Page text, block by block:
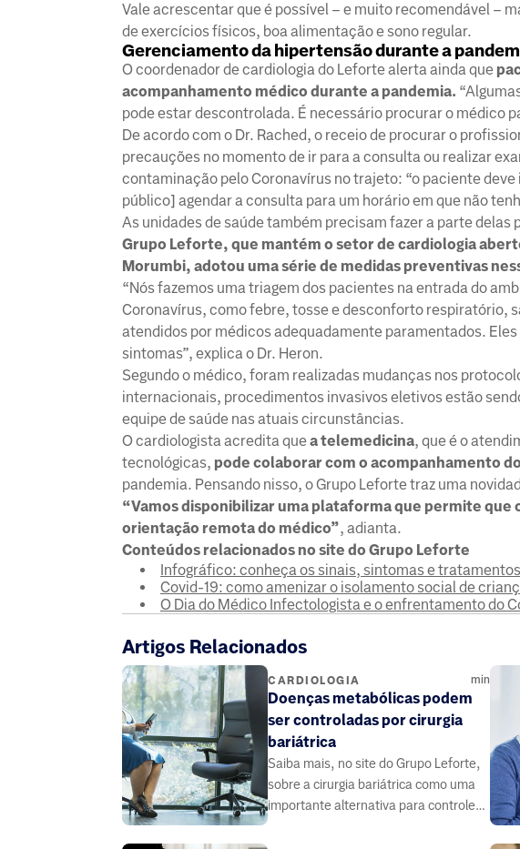
Vale acrescentar que é possível – e muito recomendável –
de exercícios físicos, boa alimentação e sono regular.
Gerenciamento da hipertensão durante a
O coordenador de cardiologia do Leforte alerta ainda que
acompanhamento médico durante a pandemia.
pode estar descontrolada. É necessário procurar o médico
De acordo com o Dr. Rached, o receio de procurar o
precauções no momento de ir para a consulta ou realizar
contaminação pelo Coronavírus no trajeto: “o paciente
público] agendar a consulta para um horário em que não
As unidades de saúde também precisam fazer a parte
Grupo Leforte, que mantém o setor de cardiologia
Morumbi, adotou uma série de medidas preventivas
“Nós fazemos uma triagem dos pacientes na entrada do
Coronavírus, como febre, tosse e desconforto respiratório,
atendidos por médicos adequadamente paramentados.
sintomas”, explica o Dr. Heron.
Segundo o médico, foram realizadas mudanças nos
internacionais, procedimentos invasivos eletivos estão
equipe de saúde nas atuais circunstâncias.
O cardiologista acredita quea telemedicina, que é o
tecnológicas, pode colaborar com o acompanhamento
pandemia. Pensando nisso, o Grupo Leforte traz uma
“Vamos disponibilizar uma plataforma que permite que
orientação remota do médico”, adianta.
Conteúdos relacionados no site do Grupo Leforte
Infográfico: conheça os sinais, sintomas e
Covid-19: como amenizar o isolamento social de
O Dia do Médico Infectologista e o enfrentamento do
Artigos Relacionados
CARDIOLOGIA min
Doenças metabólicas podem
ser controladas por cirurgia
bariátrica
Saiba mais, no site do Grupo Leforte,
sobre a cirurgia bariátrica como uma
importante alternativa para controle